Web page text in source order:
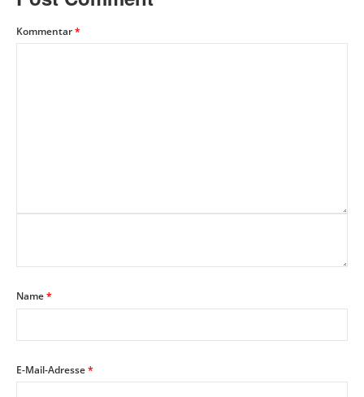
Kommentar*
Name*
E-Mail-Adresse*